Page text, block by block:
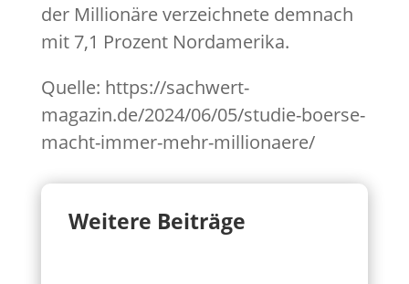
der Millionäre verzeichnete demnach
mit 7,1 Prozent Nordamerika.
Quelle: https://sachwert-
magazin.de/2024/06/05/studie-boerse-
macht-immer-mehr-millionaere/
Weitere Beiträge